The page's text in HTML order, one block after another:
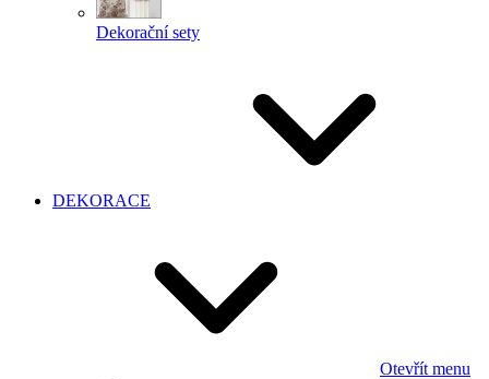
Dekorační sety
DEKORACE
Otevřít menu